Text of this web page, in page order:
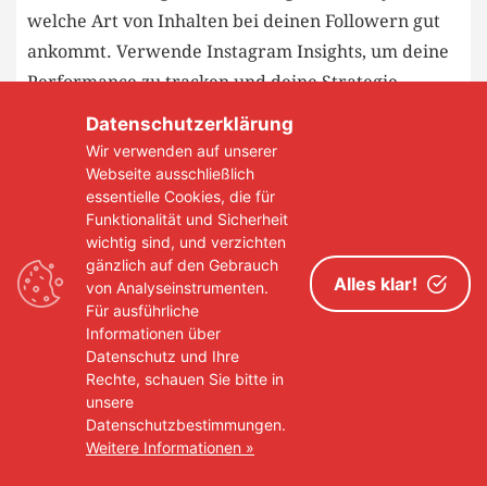
welche Art von ‌Inhalten bei deinen Followern gut
ankommt. Verwende⁢ Instagram Insights, um deine
Performance zu tracken und⁣ deine Strategie
entsprechend anzupassen. ​Experimentiere mit‌
verschiedenen Formaten und‌ Themen,⁤ um
herauszufinden,​ was am​ besten funktioniert.
Tipps​ und Tricks zur Erstellung
von ansprechenden Posts
Verwenden Sie hochwertige Bilder und Videos:
Eines der wichtigsten ‌Dinge, um auf Instagram
Aufmerksamkeit zu​ erregen, ist die⁤ Verwendung⁤
ansprechender visueller Inhalte. Stellen ⁣Sie sicher,
dass Ihre Bilder und Videos ⁣von hoher Qualität‍ sind
und Ihre Botschaft klar ‌vermitteln.
Datenschutzerklärung
Wir verwenden auf unserer
Webseite ausschließlich
essentielle Cookies, die für
Funktionalität und Sicherheit
wichtig sind, und verzichten
gänzlich auf den Gebrauch
von Analyseinstrumenten.
Für ausführliche
Informationen über
Datenschutz und Ihre
Rechte, schauen Sie bitte in
unsere
Datenschutzbestimmungen.
Weitere Informationen »
Alles klar!